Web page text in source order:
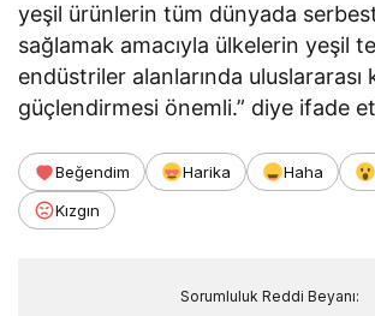
yeşil ürünlerin tüm dünyada
sağlamak amacıyla ülkelerin yeşil
endüstriler alanlarında
güçlendirmesi önemli.” diye ifade
Beğendim Harika Haha
Kızgın
Sorumluluk Reddi Beyanı: